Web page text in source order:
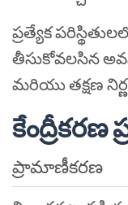
ప్రత్యేక
తీసుకోవలసిన
మరియు తక్షణ
ప్రామాణీకరణ